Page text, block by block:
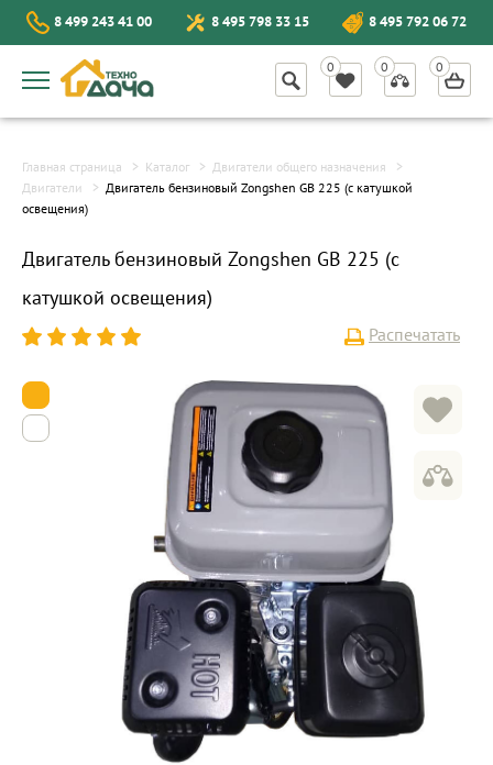
8 499 243 41 00 8 495 798 33 15 8 495 792 06 72
Главная страница Каталог
Двигатели общего назначения
Двигатели
Двигатель бензиновый Zongshen GB 225 (с катушкой
освещения)
Двигатель бензиновый Zongshen GB 225 (с
катушкой освещения)
Распечатать